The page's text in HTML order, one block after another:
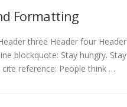
Formatting
three Header four Header
blockquote: Stay hungry. Stay
reference: People think …